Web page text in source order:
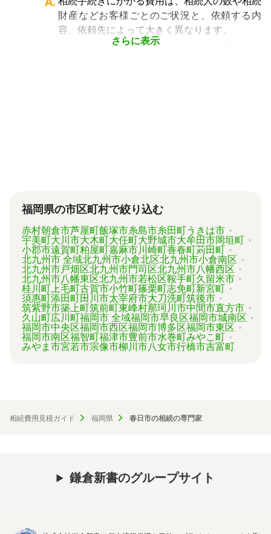
が可能です。専門家選びでお困りの方は、まず
は 一括見積依頼からお問合せください。
や節税対策の検討は税理士、相続人の間で争い
やトラブルになっている場合は弁護士というよ
うに状況別に頼むのがベストです。
さらに表示
財産などお客様ごとのご状況と、依頼する内
容、依頼先によって大きく異なります。
例えば参考価格として、行政書士に戸籍収集を
ずは見積を取り寄せてみましょう。
福岡県の市区町村で絞り込む
赤村朝倉市芦屋町飯塚市糸島市糸田町うきは市
宇美町大川市大木町大任町大野城市大牟田市岡垣町
小郡市遠賀町粕屋町嘉麻市川崎町香春町苅田町
北九州市 全域北九州市小倉北区北九州市小倉南区
北九州市戸畑区北九州市門司区北九州市八幡西区
北九州市八幡東区北九州市若松区鞍手町久留米市
桂川町上毛町古賀市小竹町篠栗町志免町新宮町
須惠町添田町田川市太宰府市大刀洗町筑後市
筑紫野市築上町筑前町東峰村那珂川市中間市直方市
久山町広川町福岡市 全域福岡市早良区福岡市城南区
福岡市中央区福岡市西区福岡市博多区福岡市東区
福岡市南区福智町福津市豊前市水巻町みやこ町
みやま市宮若市宗像市柳川市八女市行橋市吉富町
相続費用見積ガイド 福岡県 春日市の相続の専門家
鎌倉新書のグループサイト